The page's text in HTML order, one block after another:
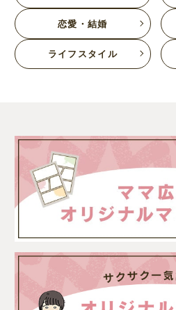
恋愛・結婚
ライフスタイル